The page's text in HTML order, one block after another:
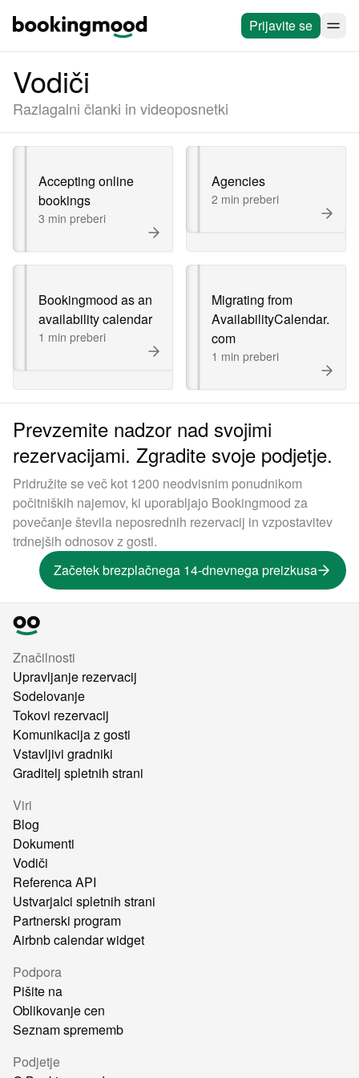
Prijavite se
Vodiči
Razlagalni članki in videoposnetki
Accepting online
bookings
3 min preberi
Agencies
2 min preberi
Bookingmood as an
availability calendar
1 min preberi
Migrating from
AvailabilityCalendar.
com
1 min preberi
Prevzemite nadzor nad svojimi
rezervacijami. Zgradite svoje podjetje.
Pridružite se več kot 1200 neodvisnim ponudnikom
počitniških najemov, ki uporabljajo Bookingmood za
povečanje števila neposrednih rezervacij in vzpostavitev
trdnejših odnosov z gosti.
Začetek brezplačnega 14-dnevnega preizkusa
Značilnosti
Upravljanje rezervacij
Sodelovanje
Tokovi rezervacij
Komunikacija z gosti
Vstavljivi gradniki
Graditelj spletnih strani
Viri
Blog
Dokumenti
Vodiči
Referenca API
Ustvarjalci spletnih strani
Partnerski program
Airbnb calendar widget
Podpora
Pišite na
Oblikovanje cen
Seznam sprememb
Podjetje